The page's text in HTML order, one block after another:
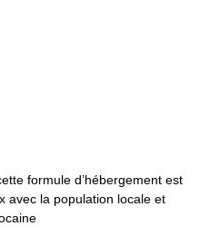
formule d’hébergement est
avec la population locale et